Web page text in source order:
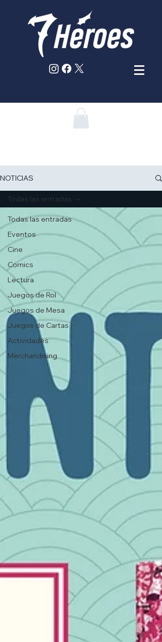
NOTICIAS
Todas las entradas
Eventos
Cine
Comics
Lectura
Juegos de Rol
Juegos de Mesa
Juegos de Cartas
Actividades
Merchandising
Todas las entradas